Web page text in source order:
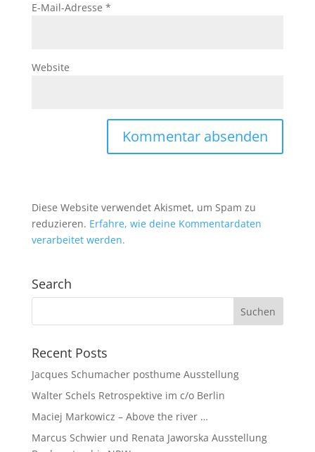
E-Mail-Adresse *
Website
Diese Website verwendet Akismet, um Spam zu
reduzieren. Erfahre, wie deine Kommentardaten
verarbeitet werden.
Search
Recent Posts
Jacques Schumacher posthume Ausstellung
Walter Schels Retrospektive im c/o Berlin
Maciej Markowicz – Above the river …
Marcus Schwier und Renata Jaworska Ausstellung